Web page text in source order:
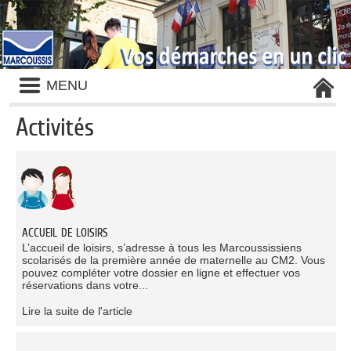
Liste
des
avertissements
MENU
Activités
catégories
d'activité
ACCUEIL DE LOISIRS
L’accueil de loisirs, s’adresse à tous les Marcoussissiens
scolarisés de la première année de maternelle au CM2. Vous
pouvez compléter votre dossier en ligne et effectuer vos
réservations dans votre...
Lire la suite de l'article